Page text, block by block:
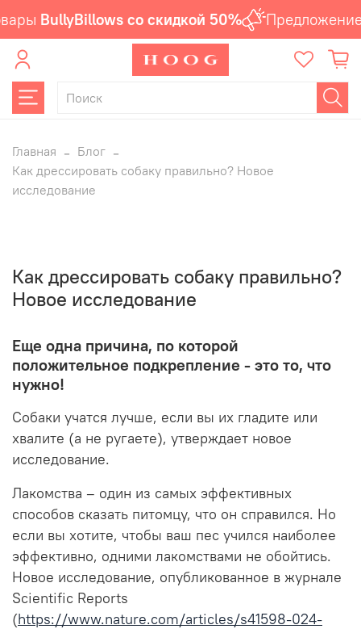
BullyBillows со скидкой 50% Предложение
Главная
Блог
Как дрессировать собаку правильно? Новое
исследование
Как дрессировать собаку правильно?
Новое исследование
Еще одна причина, по которой
положительное подкрепление - это то, что
нужно!
Собаки учатся лучше, если вы их гладите или
хвалите (а не ругаете), утверждает новое
исследование.
Лакомства – один из самых эффективных
способов сказать питомцу, что он справился. Но
если вы хотите, чтобы ваш пес учился наиболее
эффективно, одними лакомствами не обойтись.
Новое исследование, опубликованное в журнале
Scientific Reports
(https://www.nature.com/articles/s41598-024-